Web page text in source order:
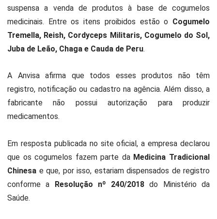
suspensa a venda de produtos à base de cogumelos
medicinais. Entre os itens proibidos estão o Cogumelo
Tremella, Reish, Cordyceps Militaris, Cogumelo do Sol,
Juba de Leão, Chaga e Cauda de Peru.
A Anvisa afirma que todos esses produtos não têm
registro, notificação ou cadastro na agência. Além disso, a
fabricante não possui autorização para produzir
medicamentos.
Em resposta publicada no site oficial, a empresa declarou
que os cogumelos fazem parte da Medicina Tradicional
Chinesa e que, por isso, estariam dispensados de registro
conforme a Resolução nº 240/2018 do Ministério da
Saúde.